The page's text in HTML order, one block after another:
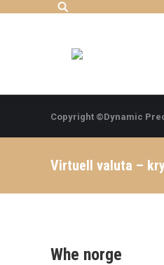
Search:
Virtuell valuta –
Whe norge
Copyright ©Dynamic